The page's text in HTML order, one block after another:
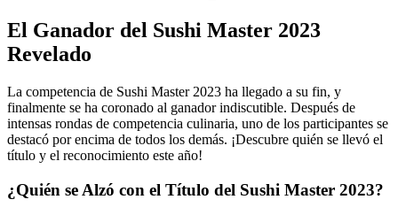
El Ganador del Sushi Master 2023
Revelado
La competencia de Sushi Master 2023 ha llegado a su fin, y
finalmente se ha coronado al ganador indiscutible. Después de
intensas rondas de competencia culinaria, uno de los participantes se
destacó por encima de todos los demás. ¡Descubre quién se llevó el
título y el reconocimiento este año!
¿Quién se Alzó con el Título del Sushi Master 2023?